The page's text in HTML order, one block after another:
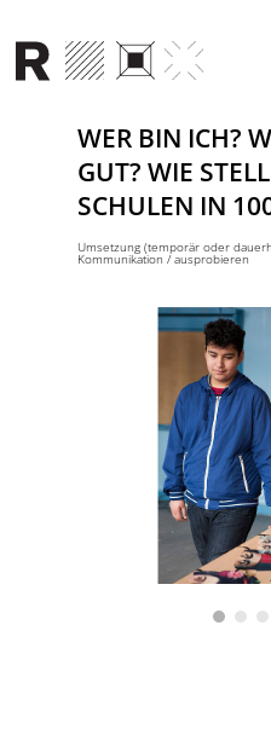
WER BIN ICH?
GUT? WIE
SCHULEN IN
Umsetzung (temporär oder
Kommunikation /ausprobieren